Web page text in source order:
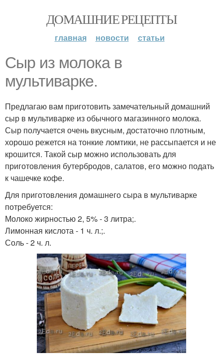
ДОМАШНИЕ РЕЦЕПТЫ
главная новости статьи
Сыр из молока в
мультиварке.
Предлагаю вам приготовить замечательный домашний
сыр в мультиварке из обычного магазинного молока.
Сыр получается очень вкусным, достаточно плотным,
хорошо режется на тонкие ломтики, не рассыпается и не
крошится. Такой сыр можно использовать для
приготовления бутербродов, салатов, его можно подать
к чашечке кофе.
Для приготовления домашнего сыра в мультиварке
потребуется:
Молоко жирностью 2, 5% - 3 литра;.
Лимонная кислота - 1 ч. л.;.
Соль - 2 ч. л.